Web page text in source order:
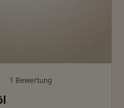
Bewertung von 5 von
1 Bewertung